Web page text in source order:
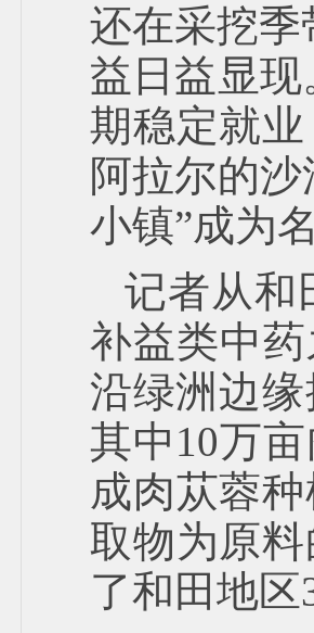
还在采挖季
益日益显现
期稳定就
阿拉尔的
小镇”成为
记者从和
补益类中
沿绿洲边
其中10万
成肉苁蓉
取物为原
了和田地